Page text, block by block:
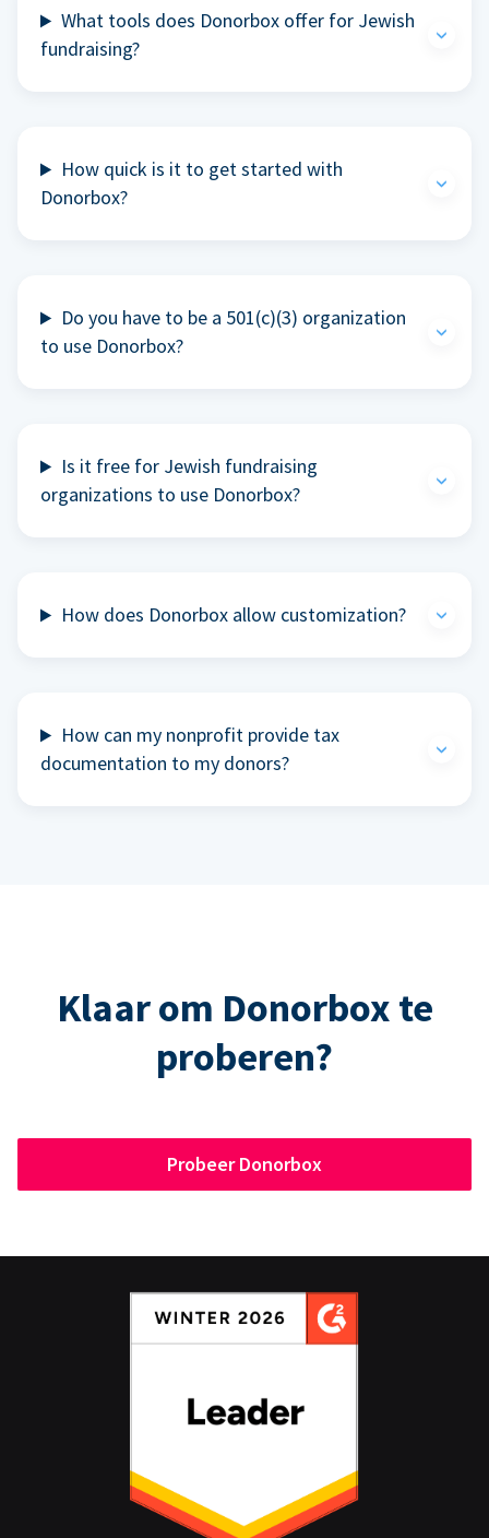
What tools does Donorbox offer for Jewish
fundraising?
How quick is it to get started with
Donorbox?
Do you have to be a 501(c)(3) organization
to use Donorbox?
Is it free for Jewish fundraising
organizations to use Donorbox?
How does Donorbox allow customization?
How can my nonprofit provide tax
documentation to my donors?
Klaar om Donorbox te
proberen?
Probeer Donorbox